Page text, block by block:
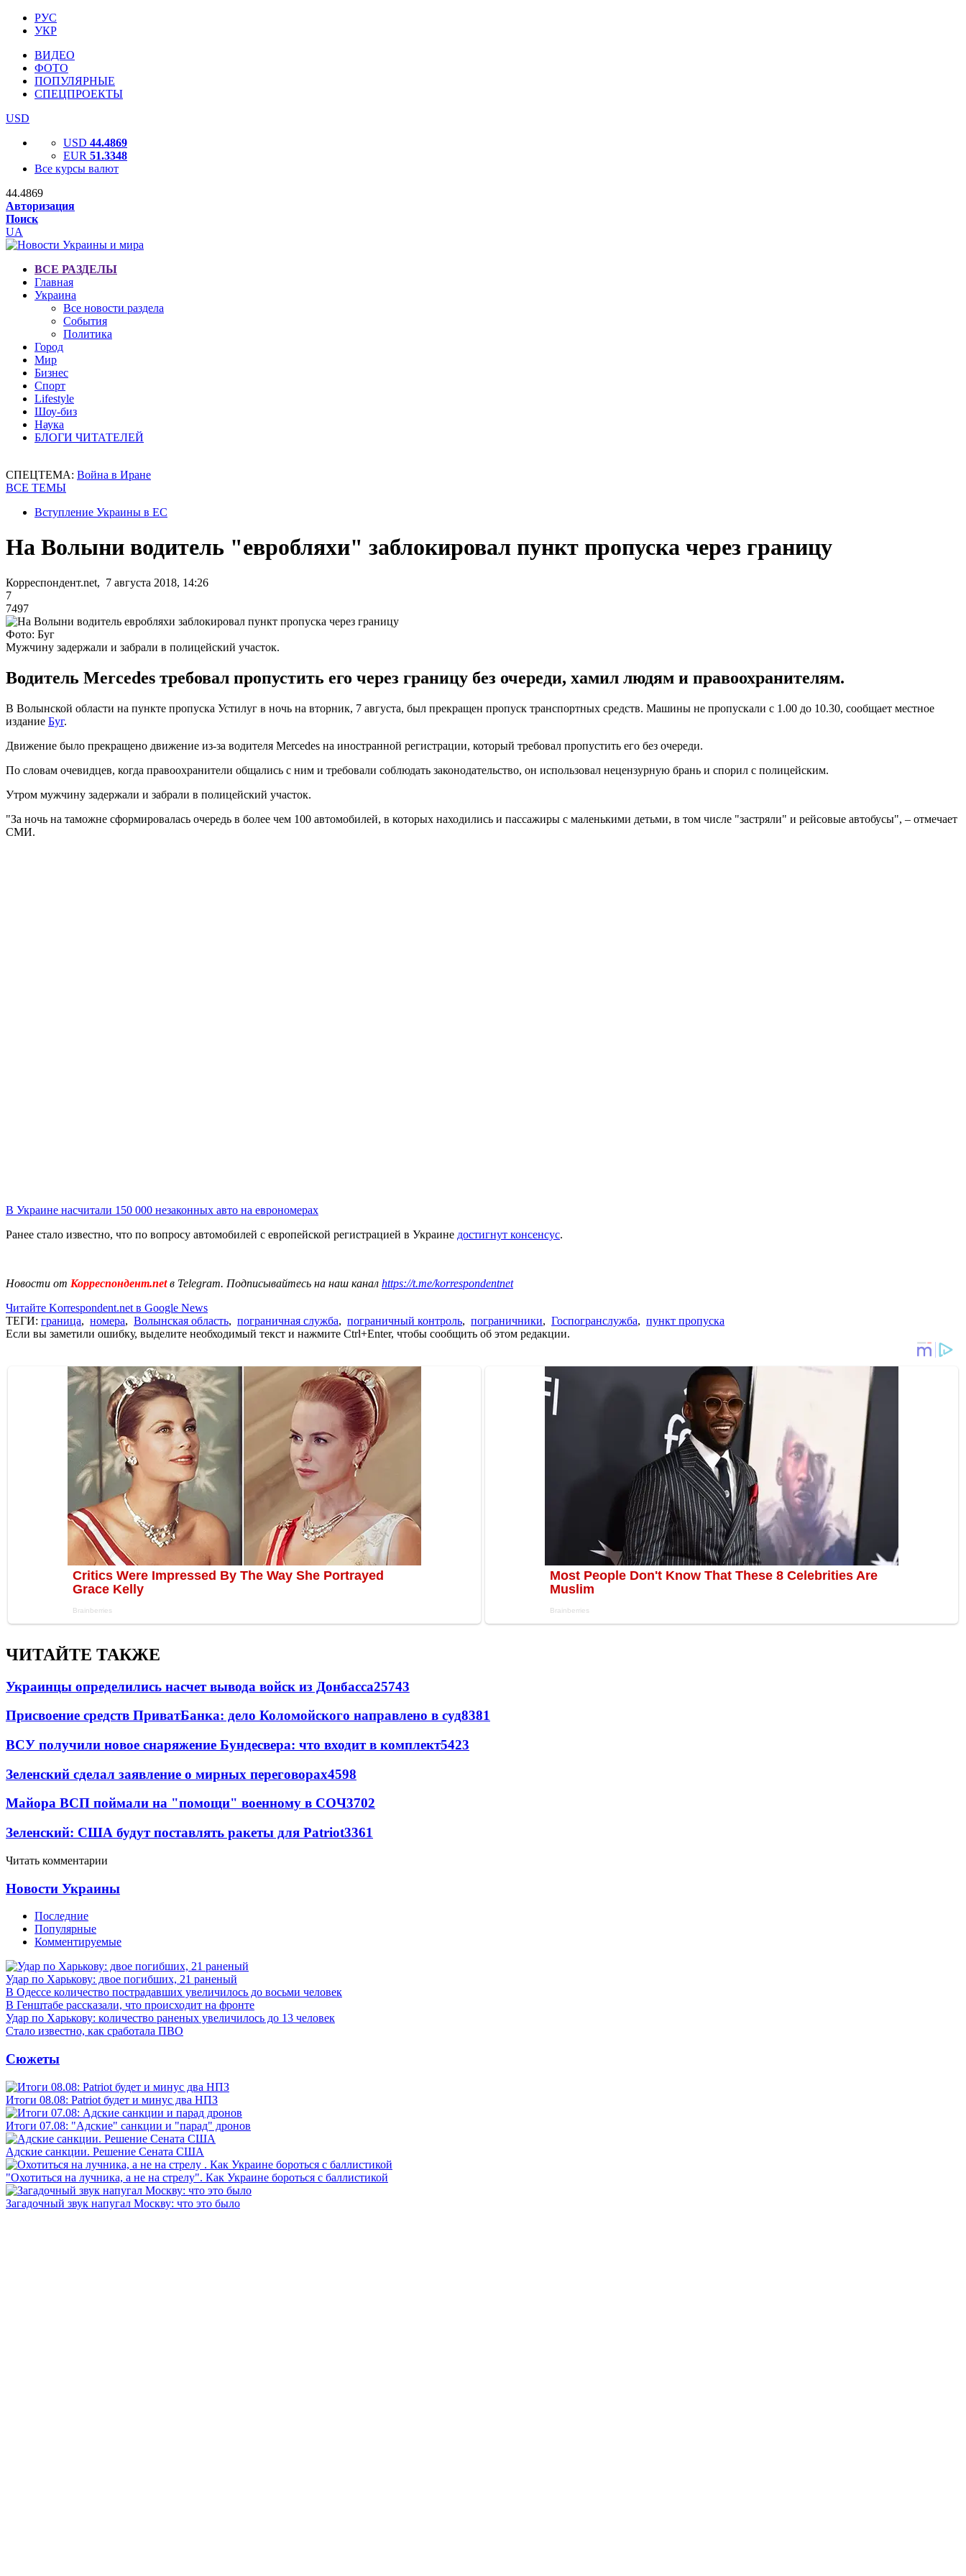
РУС
УКР
ВИДЕО
ФОТО
ПОПУЛЯРНЫЕ
СПЕЦПРОЕКТЫ
USD
USD 44.4869
EUR 51.3348
Все курсы валют
44.4869
Авторизация
Поиск
UA
ВСЕ РАЗДЕЛЫ
Главная
Украина
Все новости раздела
События
Политика
Город
Мир
Бизнес
Спорт
Lifestyle
Шоу-биз
Наука
БЛОГИ ЧИТАТЕЛЕЙ
СПЕЦТЕМА: Война в Иране
ВСЕ ТЕМЫ
Вступление Украины в ЕС
На Волыни водитель "евробляхи" заблокировал пункт пропуска через границу
Корреспондент.net, 7 августа 2018, 14:26
7
7497
Фото: Буг
Мужчину задержали и забрали в полицейский участок.
Водитель Mercedes требовал пропустить его через границу без очереди, хамил людям и правоохранителям.
В Волынской области на пункте пропуска Устилуг в ночь на вторник, 7 августа, был прекращен пропуск транспортных средств. Машины не пропускали с 1.00 до 10.30, сообщает местное
издание Буг.
Движение было прекращено движение из-за водителя Mercedes на иностранной регистрации, который требовал пропустить его без очереди.
По словам очевидцев, когда правоохранители общались с ним и требовали соблюдать законодательство, он использовал нецензурную брань и спорил с полицейским.
Утром мужчину задержали и забрали в полицейский участок.
"За ночь на таможне сформировалась очередь в более чем 100 автомобилей, в которых находились и пассажиры с маленькими детьми, в том числе "застряли" и рейсовые автобусы", – отмечает
СМИ.
В Украине насчитали 150 000 незаконных авто на еврономерах
Ранее стало известно, что по вопросу автомобилей с европейской регистрацией в Украине достигнут консенсус.
Новости от Корреспондент.netв Telegram. Подписывайтесь на наш канал https://t.me/korrespondentnet
Читайте Korrespondent.net в Google News
ТЕГИ: граница, номера, Волынская область, пограничная служба, пограничный контроль, пограничники, Госпогранслужба, пункт пропуска
Если вы заметили ошибку, выделите необходимый текст и нажмите Ctrl+Enter, чтобы сообщить об этом редакции.
ЧИТАЙТЕ ТАКЖЕ
Украинцы определились насчет вывода войск из Донбасса25743
Присвоение средств ПриватБанка: дело Коломойского направлено в суд8381
ВСУ получили новое снаряжение Бундесвера: что входит в комплект5423
Зеленский сделал заявление о мирных переговорах4598
Майора ВСП поймали на "помощи" военному в СОЧ3702
Зеленский: США будут поставлять ракеты для Patriot3361
Читать комментарии
Новости Украины
Последние
Популярные
Комментируемые
Удар по Харькову: двое погибших, 21 раненый
В Одессе количество пострадавших увеличилось до восьми человек
В Генштабе рассказали, что происходит на фронте
Удар по Харькову: количество раненых увеличилось до 13 человек
Стало известно, как сработала ПВО
Сюжеты
Итоги 08.08: Patriot будет и минус два НПЗ
Итоги 07.08: "Адские" санкции и "парад" дронов
Адские санкции. Решение Сената США
"Охотиться на лучника, а не на стрелу". Как Украине бороться с баллистикой
Загадочный звук напугал Москву: что это было